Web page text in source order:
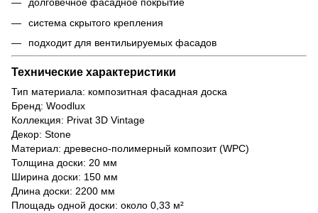
система скрытого крепления
подходит для вентильируемых фасадов
Технические характеристики
Тип материала: композитная фасадная доска
Бренд: Woodlux
Коллекция: Privat 3D Vintage
Декор: Stone
Материал: древесно-полимерный композит (WPC)
Толщина доски: 20 мм
Ширина доски: 150 мм
Длина доски: 2200 мм
Площадь одной доски: около 0,33 м²